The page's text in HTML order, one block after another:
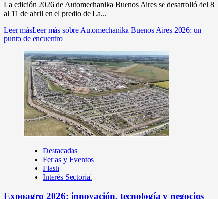
La edición 2026 de Automechanika Buenos Aires se desarrolló del 8
al 11 de abril en el predio de La...
Leer másLeer más sobre Automechanika Buenos Aires 2026: un
punto de encuentro
Destacadas
Ferias y Eventos
Flash
Interés Sectorial
Expoagro 2026: innovación, tecnología y negocios